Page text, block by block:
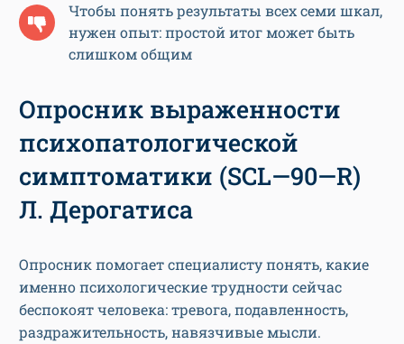
Чтобы понять результаты всех семи шкал,
нужен опыт: простой итог может быть
слишком общим
Опросник выраженности
психопатологической
симптоматики (SCL—90—R)
Л. Дерогатиса
Опросник помогает специалисту понять, какие
именно психологические трудности сейчас
беспокоят человека: тревога, подавленность,
раздражительность, навязчивые мысли.